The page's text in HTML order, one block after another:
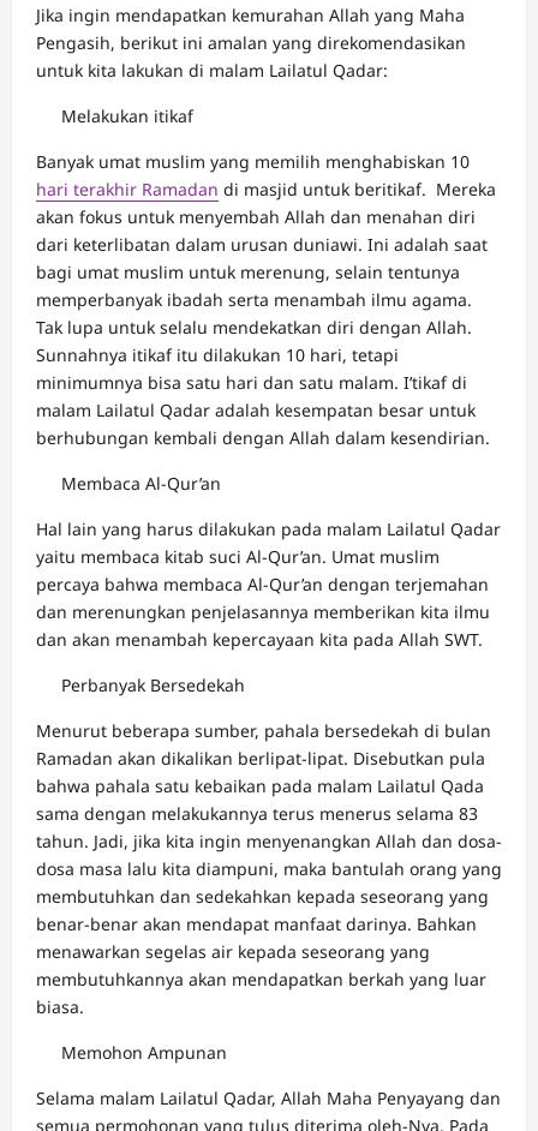
Jika ingin mendapatkan kemurahan Allah yang Maha
Pengasih, berikut ini amalan yang direkomendasikan
untuk kita lakukan di malam Lailatul Qadar:
Melakukan itikaf
Banyak umat muslim yang memilih menghabiskan 10
hari terakhir Ramadan di masjid untuk beritikaf. Mereka
akan fokus untuk menyembah Allah dan menahan diri
dari keterlibatan dalam urusan duniawi. Ini adalah saat
bagi umat muslim untuk merenung, selain tentunya
memperbanyak ibadah serta menambah ilmu agama.
Tak lupa untuk selalu mendekatkan diri dengan Allah.
Sunnahnya itikaf itu dilakukan 10 hari, tetapi
minimumnya bisa satu hari dan satu malam. I’tikaf di
malam Lailatul Qadar adalah kesempatan besar untuk
berhubungan kembali dengan Allah dalam kesendirian.
Membaca Al-Qur’an
Hal lain yang harus dilakukan pada malam Lailatul Qadar
yaitu membaca kitab suci Al-Qur’an. Umat muslim
percaya bahwa membaca Al-Qur’an dengan terjemahan
dan merenungkan penjelasannya memberikan kita ilmu
dan akan menambah kepercayaan kita pada Allah SWT.
Perbanyak Bersedekah
Menurut beberapa sumber, pahala bersedekah di bulan
Ramadan akan dikalikan berlipat-lipat. Disebutkan pula
bahwa pahala satu kebaikan pada malam Lailatul Qada
sama dengan melakukannya terus menerus selama 83
tahun. Jadi, jika kita ingin menyenangkan Allah dan dosa-
dosa masa lalu kita diampuni, maka bantulah orang yang
membutuhkan dan sedekahkan kepada seseorang yang
benar-benar akan mendapat manfaat darinya. Bahkan
menawarkan segelas air kepada seseorang yang
membutuhkannya akan mendapatkan berkah yang luar
biasa.
Memohon Ampunan
Selama malam Lailatul Qadar, Allah Maha Penyayang dan
semua permohonan yang tulus diterima oleh-Nya. Pada